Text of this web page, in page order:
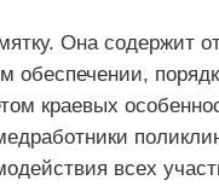
Она содержит
обеспечении,
краевых
всех